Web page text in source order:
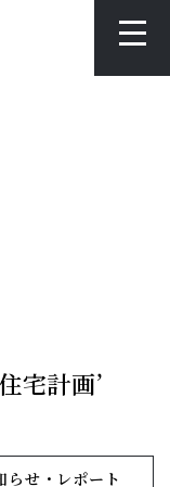
宅計画’
らせ・レポート